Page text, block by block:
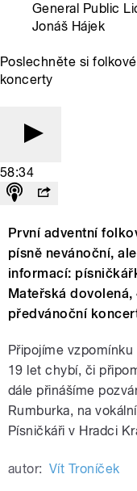
General Public
Jonáš Hájek
Poslechněte si
koncerty
58:34
První adventní
písně nevánoční,
informací:
Mateřská dovolená,
předvánoční
Připojíme
19 let chybí, či
dále přinášíme
Rumburka, na
Písničkáři v Hradci
autor: Vít Troníček